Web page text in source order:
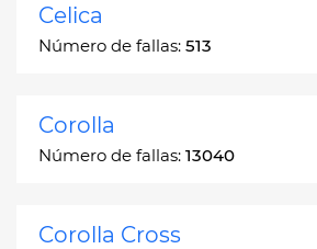
Celica
Número de fallas: 513
Corolla
Número de fallas: 13040
Corolla Cross